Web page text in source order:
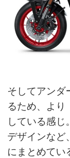
そしてアンダ
るため、より
している感じ
デザインなど
にまとめてい